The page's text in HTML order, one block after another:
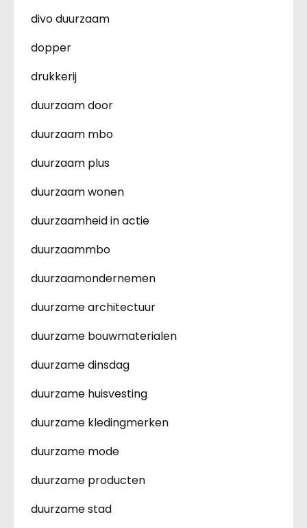
divo duurzaam
dopper
drukkerij
duurzaam door
duurzaam mbo
duurzaam plus
duurzaam wonen
duurzaamheid in actie
duurzaammbo
duurzaamondernemen
duurzame architectuur
duurzame bouwmaterialen
duurzame dinsdag
duurzame huisvesting
duurzame kledingmerken
duurzame mode
duurzame producten
duurzame stad